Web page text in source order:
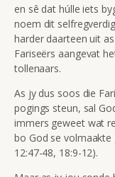
en sê dat húlle iets
noem dit
harder daarteen uit
Fariseërs aangevat
tollenaars.
As jy dus soos die
pogings steun, sal
immers geweet wat
bo God se volmaakte
12:47-48, 18:9-12).